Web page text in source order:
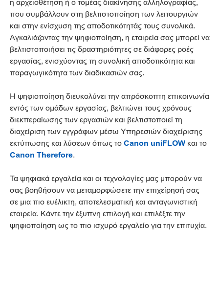
η αρχειοθέτηση ή ο τομέας διακίνησης αλληλογραφίας,
που συμβάλλουν στη βελτιστοποίηση των λειτουργιών
και στην ενίσχυση της αποδοτικότητάς τους συνολικά.
Αγκαλιάζοντας την ψηφιοποίηση, η εταιρεία σας μπορεί να
βελτιστοποιήσει τις δραστηριότητες σε διάφορες ροές
εργασίας, ενισχύοντας τη συνολική αποδοτικότητα και
παραγωγικότητα των διαδικασιών σας.
Η ψηφιοποίηση διευκολύνει την απρόσκοπτη επικοινωνία
εντός των ομάδων εργασίας, βελτιώνει τους χρόνους
διεκπεραίωσης των εργασιών και βελτιστοποιεί τη
διαχείριση των εγγράφων μέσω Υπηρεσιών διαχείρισης
εκτύπωσης και λύσεων όπως τοCanon uniFLOW και το
Canon Therefore.
Τα ψηφιακά εργαλεία και οι τεχνολογίες μας μπορούν να
σας βοηθήσουν να μεταμορφώσετε την επιχείρησή σας
σε μια πιο ευέλικτη, αποτελεσματική και ανταγωνιστική
εταιρεία. Κάντε την έξυπνη επιλογή και επιλέξτε την
ψηφιοποίηση ως το πιο ισχυρό εργαλείο για την επιτυχία.